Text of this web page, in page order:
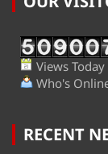
Views
Who's
RECENT